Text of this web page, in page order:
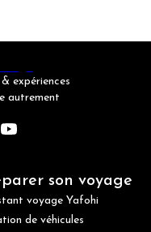
expériences
autrement
son voyage
voyage Yafohi
de véhicules